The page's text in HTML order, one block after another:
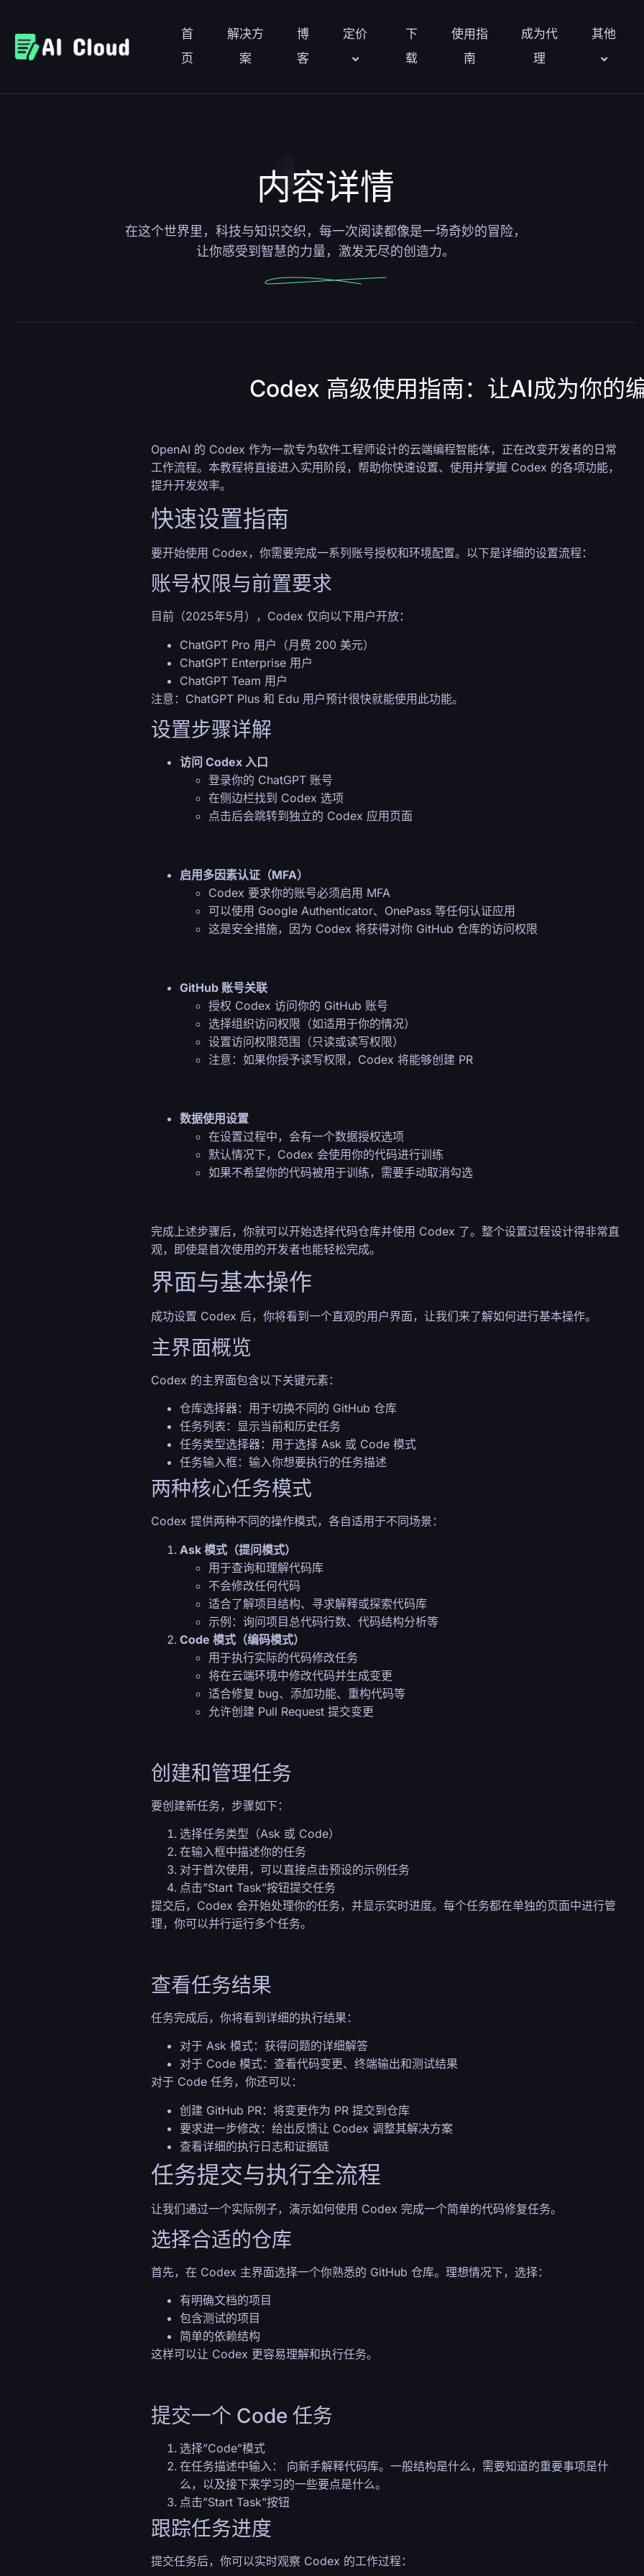
首
页
解决方
案
博
客
定价
下
载
使用指
南
成为代
理
其他
内容详情
在这个世界里，科技与知识交织，每一次阅读都像是一场奇妙的冒险，
让你感受到智慧的力量，激发无尽的创造力。
Codex 高级使用指南：让AI成为你的
OpenAI 的 Codex 作为一款专为软件工程师设计的云端编程智能体，正在改变开发者的日常
工作流程。本教程将直接进入实用阶段，帮助你快速设置、使用并掌握 Codex 的各项功能，
提升开发效率。
快速设置指南
要开始使用 Codex，你需要完成一系列账号授权和环境配置。以下是详细的设置流程：
账号权限与前置要求
目前（2025年5月），Codex 仅向以下用户开放：
ChatGPT Pro 用户（月费 200 美元）
ChatGPT Enterprise 用户
ChatGPT Team 用户
注意：ChatGPT Plus 和 Edu 用户预计很快就能使用此功能。
设置步骤详解
访问 Codex 入口
登录你的 ChatGPT 账号
在侧边栏找到 Codex 选项
点击后会跳转到独立的 Codex 应用页面
启用多因素认证（MFA）
Codex 要求你的账号必须启用 MFA
可以使用 Google Authenticator、OnePass 等任何认证应用
这是安全措施，因为 Codex 将获得对你 GitHub 仓库的访问权限
GitHub 账号关联
授权 Codex 访问你的 GitHub 账号
选择组织访问权限（如适用于你的情况）
设置访问权限范围（只读或读写权限）
注意：如果你授予读写权限，Codex 将能够创建 PR
数据使用设置
在设置过程中，会有一个数据授权选项
默认情况下，Codex 会使用你的代码进行训练
如果不希望你的代码被用于训练，需要手动取消勾选
完成上述步骤后，你就可以开始选择代码仓库并使用 Codex 了。整个设置过程设计得非常直
观，即使是首次使用的开发者也能轻松完成。
界面与基本操作
成功设置 Codex 后，你将看到一个直观的用户界面，让我们来了解如何进行基本操作。
主界面概览
Codex 的主界面包含以下关键元素：
仓库选择器：用于切换不同的 GitHub 仓库
任务列表：显示当前和历史任务
任务类型选择器：用于选择 Ask 或 Code 模式
任务输入框：输入你想要执行的任务描述
两种核心任务模式
Codex 提供两种不同的操作模式，各自适用于不同场景：
Ask 模式（提问模式）
用于查询和理解代码库
不会修改任何代码
适合了解项目结构、寻求解释或探索代码库
示例：询问项目总代码行数、代码结构分析等
Code 模式（编码模式）
用于执行实际的代码修改任务
将在云端环境中修改代码并生成变更
适合修复 bug、添加功能、重构代码等
允许创建 Pull Request 提交变更
创建和管理任务
要创建新任务，步骤如下：
选择任务类型（Ask 或 Code）
在输入框中描述你的任务
对于首次使用，可以直接点击预设的示例任务
点击”Start Task”按钮提交任务
提交后，Codex 会开始处理你的任务，并显示实时进度。每个任务都在单独的页面中进行管
理，你可以并行运行多个任务。
查看任务结果
任务完成后，你将看到详细的执行结果：
对于 Ask 模式：获得问题的详细解答
对于 Code 模式：查看代码变更、终端输出和测试结果
对于 Code 任务，你还可以：
创建 GitHub PR：将变更作为 PR 提交到仓库
要求进一步修改：给出反馈让 Codex 调整其解决方案
查看详细的执行日志和证据链
任务提交与执行全流程
让我们通过一个实际例子，演示如何使用 Codex 完成一个简单的代码修复任务。
选择合适的仓库
首先，在 Codex 主界面选择一个你熟悉的 GitHub 仓库。理想情况下，选择：
有明确文档的项目
包含测试的项目
简单的依赖结构
这样可以让 Codex 更容易理解和执行任务。
提交一个 Code 任务
选择”Code”模式
在任务描述中输入： 向新手解释代码库。一般结构是什么，需要知道的重要事项是什
么，以及接下来学习的一些要点是什么。
点击”Start Task”按钮
跟踪任务进度
提交任务后，你可以实时观察 Codex 的工作过程：